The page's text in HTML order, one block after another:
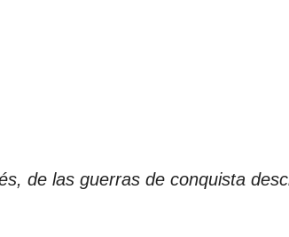
de las guerras de conquista